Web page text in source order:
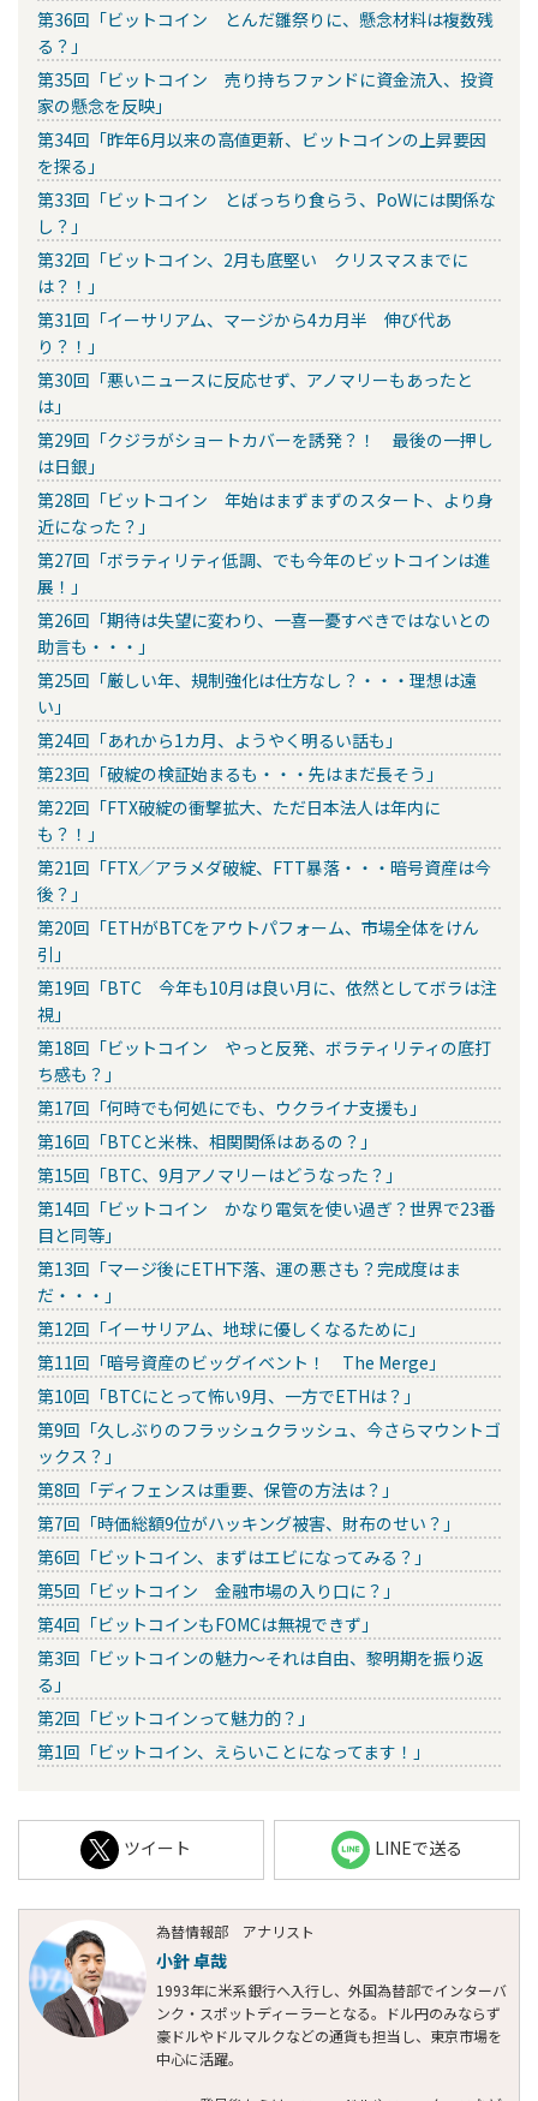
第36回「ビットコイン とんだ雛祭りに、懸念材料は複数残
る？」
第35回「ビットコイン 売り持ちファンドに資金流入、投資
家の懸念を反映」
第34回「昨年6月以来の高値更新、ビットコインの上昇要因
を探る」
第33回「ビットコイン とばっちり食らう、PoWには関係な
し？」
第32回「ビットコイン、2月も底堅い クリスマスまでに
は？！」
第31回「イーサリアム、マージから4カ月半 伸び代あ
り？！」
第30回「悪いニュースに反応せず、アノマリーもあったと
は」
第29回「クジラがショートカバーを誘発？！ 最後の一押し
は日銀」
第28回「ビットコイン 年始はまずまずのスタート、より身
近になった？」
第27回「ボラティリティ低調、でも今年のビットコインは進
展！」
第26回「期待は失望に変わり、一喜一憂すべきではないとの
助言も・・・」
第25回「厳しい年、規制強化は仕方なし？・・・理想は遠
い」
第24回「あれから1カ月、ようやく明るい話も」
第23回「破綻の検証始まるも・・・先はまだ長そう」
第22回「FTX破綻の衝撃拡大、ただ日本法人は年内に
も？！」
第21回「FTX／アラメダ破綻、FTT暴落・・・暗号資産は今
後？」
第20回「ETHがBTCをアウトパフォーム、市場全体をけん
引」
第19回「BTC 今年も10月は良い月に、依然としてボラは注
視」
第18回「ビットコイン やっと反発、ボラティリティの底打
ち感も？」
第17回「何時でも何処にでも、ウクライナ支援も」
第16回「BTCと米株、相関関係はあるの？」
第15回「BTC、9月アノマリーはどうなった？」
第14回「ビットコイン かなり電気を使い過ぎ？世界で23番
目と同等」
第13回「マージ後にETH下落、運の悪さも？完成度はま
だ・・・」
第12回「イーサリアム、地球に優しくなるために」
第11回「暗号資産のビッグイベント！ The Merge」
第10回「BTCにとって怖い9月、一方でETHは？」
第9回「久しぶりのフラッシュクラッシュ、今さらマウントゴ
ックス？」
第8回「ディフェンスは重要、保管の方法は？」
第7回「時価総額9位がハッキング被害、財布のせい？」
第6回「ビットコイン、まずはエビになってみる？」
第5回「ビットコイン 金融市場の入り口に？」
第4回「ビットコインもFOMCは無視できず」
第3回「ビットコインの魅力～それは自由、黎明期を振り返
る」
第2回「ビットコインって魅力的？」
第1回「ビットコイン、えらいことになってます！」
ツイート LINEで送る
為替情報部 アナリスト
小針 卓哉
1993年に米系銀行へ入行し、外国為替部でインターバ
ンク・スポットディーラーとなる。ドル円のみならず
豪ドルやドルマルクなどの通貨も担当し、東京市場を
中心に活躍。